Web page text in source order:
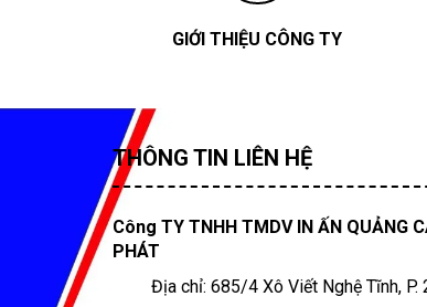
GIỚI THIỆU CÔNG TY
THÔNG TIN LIÊN HỆ
Công TY TNHH TMDV IN ẤN QUẢNG
PHÁT
Địa chỉ: 685/4 Xô Viết Nghệ Tĩnh, P.